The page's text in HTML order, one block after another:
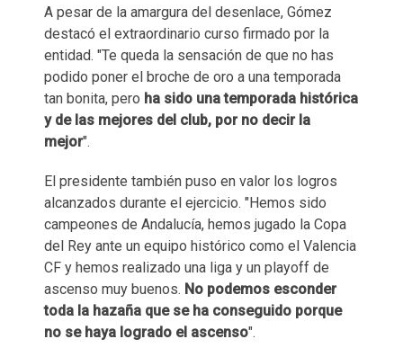
A pesar de la amargura del desenlace, Gómez
destacó el extraordinario curso firmado por la
entidad. "Te queda la sensación de que no has
podido poner el broche de oro a una temporada
tan bonita, pero ha sido una temporada histórica
y de las mejores del club, por no decir la
mejor".
El presidente también puso en valor los logros
alcanzados durante el ejercicio. "Hemos sido
campeones de Andalucía, hemos jugado la Copa
del Rey ante un equipo histórico como el Valencia
CF y hemos realizado una liga y un playoff de
ascenso muy buenos. No podemos esconder
toda la hazaña que se ha conseguido porque
no se haya logrado el ascenso".